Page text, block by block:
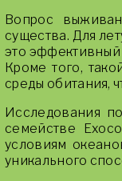
Вопрос
существа. Для
это эффективный
Кроме того,
среды обитания,
Исследования
семействе
условиям
уникального